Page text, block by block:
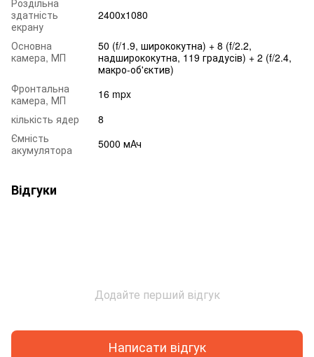
здатність
екрану
2400х1080
Основна
камера, МП
50 (f/1.9, ширококутна) + 8 (f/2.2,
надширококутна, 119 градусів) + 2 (f/2.4,
макро-об'єктив)
Фронтальна
камера, МП
16 mpx
кількість ядер
8
Ємність
акумулятора
5000 мАч
Відгуки
Додайте перший відгук
Написати відгук